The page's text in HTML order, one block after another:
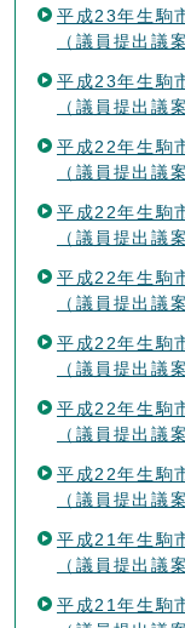
平成23年生駒
（議員提出議
平成23年生駒
（議員提出議
平成22年生駒
（議員提出議
平成22年生駒
（議員提出議
平成22年生駒
（議員提出議
平成22年生駒
（議員提出議
平成22年生駒
（議員提出議
平成22年生駒
（議員提出議
平成21年生駒
（議員提出議
平成21年生駒